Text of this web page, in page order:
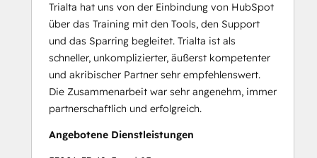
Trialta hat uns von der Einbindung von HubSpot
über das Training mit den Tools, den Support
und das Sparring begleitet. Trialta ist als
schneller, unkomplizierter, äußerst kompetenter
und akribischer Partner sehr empfehlenswert.
Die Zusammenarbeit war sehr angenehm, immer
partnerschaftlich und erfolgreich.
Angebotene Dienstleistungen